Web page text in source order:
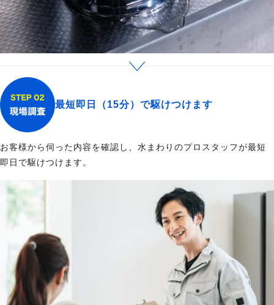
最短即日（15分）で駆けつけます
お客様から伺った内容を確認し、水まわりのプロスタッフが最短
即日で駆けつけます。